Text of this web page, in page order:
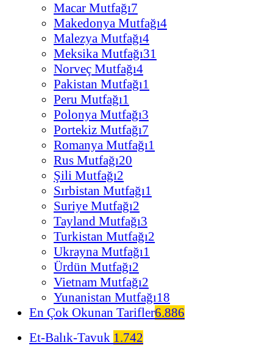
Macar Mutfağı7
Makedonya Mutfağı4
Malezya Mutfağı4
Meksika Mutfağı31
Norveç Mutfağı4
Pakistan Mutfağı1
Peru Mutfağı1
Polonya Mutfağı3
Portekiz Mutfağı7
Romanya Mutfağı1
Rus Mutfağı20
Şili Mutfağı2
Sırbistan Mutfağı1
Suriye Mutfağı2
Tayland Mutfağı3
Turkistan Mutfağı2
Ukrayna Mutfağı1
Ürdün Mutfağı2
Vietnam Mutfağı2
Yunanistan Mutfağı18
En Çok Okunan Tarifler6.886
Et-Balık-Tavuk 1.742